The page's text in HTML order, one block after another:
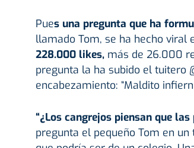
Pues una pregunta que ha
llamado Tom, se ha hecho viral
228.000 likes,más de 26.000
pregunta la ha subido el tuitero
encabezamiento: “Maldito
“¿Los cangrejos piensan que
pregunta el pequeño Tom en